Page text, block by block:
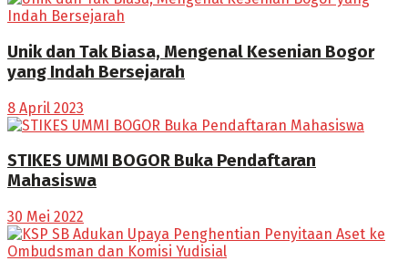
Unik dan Tak Biasa, Mengenal Kesenian Bogor
yang Indah Bersejarah
8 April 2023
STIKES UMMI BOGOR Buka Pendaftaran
Mahasiswa
30 Mei 2022